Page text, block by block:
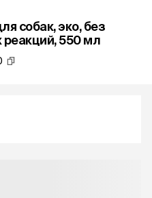
собак, эко, без
реакций, 550 мл